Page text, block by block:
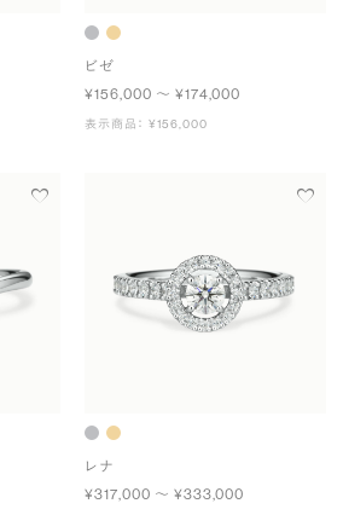
ビゼ
¥156,000 〜 ¥174,000
表示商品： ¥156,000
レナ
¥317,000 〜 ¥333,000